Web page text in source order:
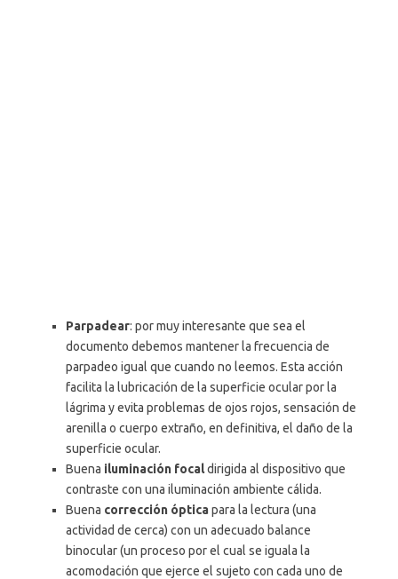
Parpadear: por muy interesante que sea el
documento debemos mantener la frecuencia de
parpadeo igual que cuando no leemos. Esta acción
facilita la lubricación de la superficie ocular por la
lágrima y evita problemas de ojos rojos, sensación de
arenilla o cuerpo extraño, en definitiva, el daño de la
superficie ocular.
Buena iluminación focaldirigida al dispositivo que
contraste con una iluminación ambiente cálida.
Buena corrección ópticapara la lectura (una
actividad de cerca) con un adecuado balance
binocular (un proceso por el cual se iguala la
acomodación que ejerce el sujeto con cada uno de